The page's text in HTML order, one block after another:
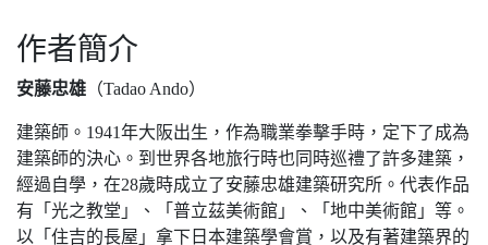
作者簡介
安藤忠雄 （Tadao Ando）
建築師。1941年大阪出生，作為職業拳擊手時，定下了成為
建築師的決心。到世界各地旅行時也同時巡禮了許多建築，
經過自學，在28歲時成立了安藤忠雄建築研究所。代表作品
有「光之教堂」、「普立茲美術館」、「地中美術館」等。
以「住吉的長屋」拿下日本建築學會賞，以及有著建築界的